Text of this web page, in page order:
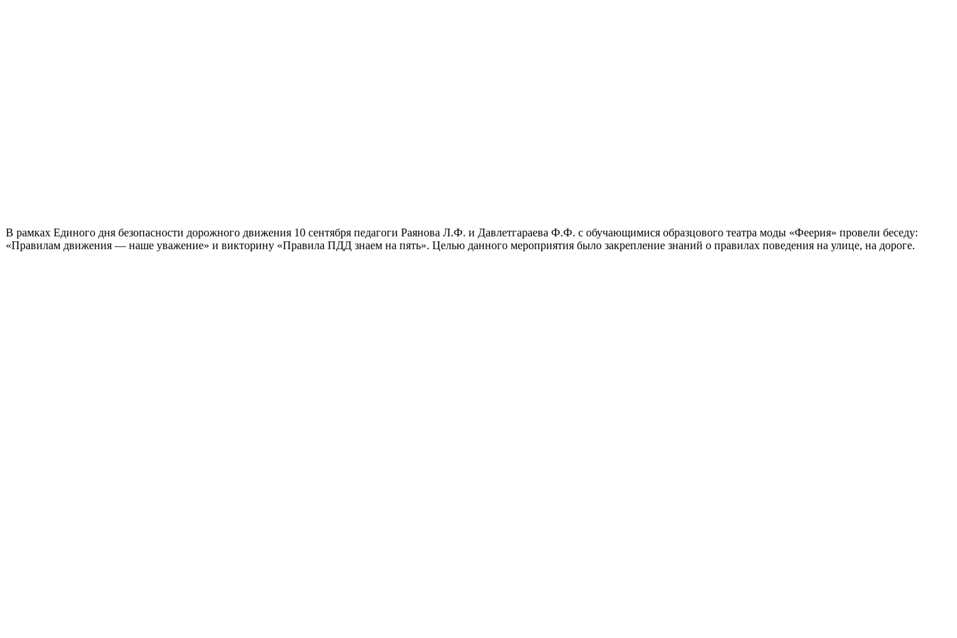
В рамках Единого дня безопасности дорожного движения 10 сентября педагоги Раянова Л.Ф. и Давлетгараева Ф.Ф. с обучающимися образцового театра моды «Феерия» провели беседу:
«Правилам движения — наше уважение» и викторину «Правила ПДД знаем на пять». Целью данного мероприятия было закрепление знаний о правилах поведения на улице, на дороге.